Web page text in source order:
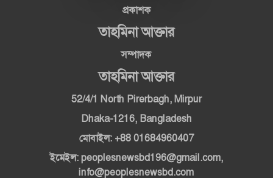
প্রকাশক
তাহমিনা আক্তার
সম্পাদক
তাহমিনা আক্তার
52/4/1 North Pirerbagh, Mirpur
Dhaka-1216, Bangladesh
মোবাইল: +88 01684960407
ইমেইল: peoplesnewsbd196@gmail.com,
info@peoplesnewsbd.com